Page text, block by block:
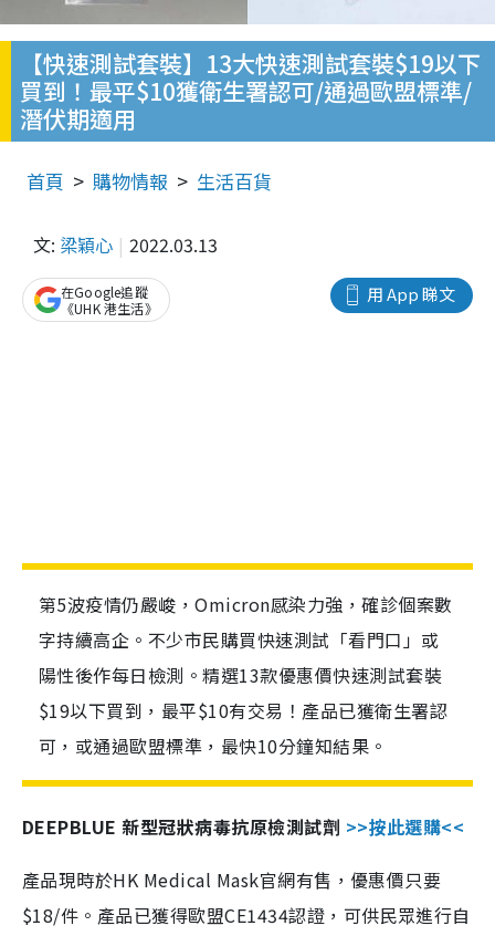
【快速測試套裝】13大快速測試套裝$19以下
買到！最平$10獲衛生署認可/通過歐盟標準/
潛伏期適用
首頁 購物情報 生活百貨
文: 梁穎心 2022.03.13
用 App 睇文
在Google追蹤
《UHK 港生活》
第5波疫情仍嚴峻，Omicron感染力強，確診個案數
字持續高企。不少市民購買快速測試「看門口」或
陽性後作每日檢測。精選13款優惠價快速測試套裝
$19以下買到，最平$10有交易！產品已獲衛生署認
可，或通過歐盟標準，最快10分鐘知結果。
DEEPBLUE 新型冠狀病毒抗原檢測試劑 >>按此選購<<
產品現時於HK Medical Mask官網有售，優惠價只要
$18/件。產品已獲得歐盟CE1434認證，可供民眾進行自